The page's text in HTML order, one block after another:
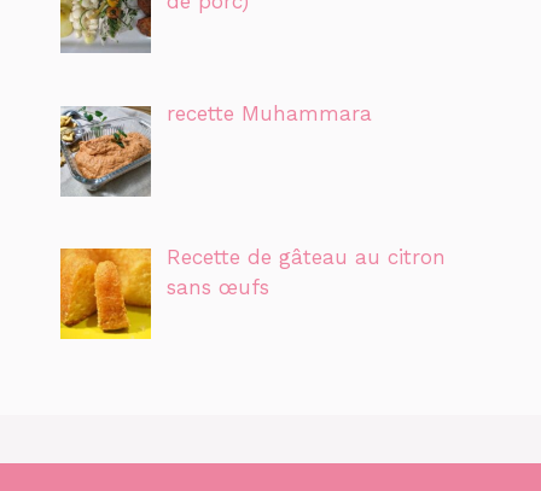
recette Muhammara
Recette de gâteau au citron
sans œufs